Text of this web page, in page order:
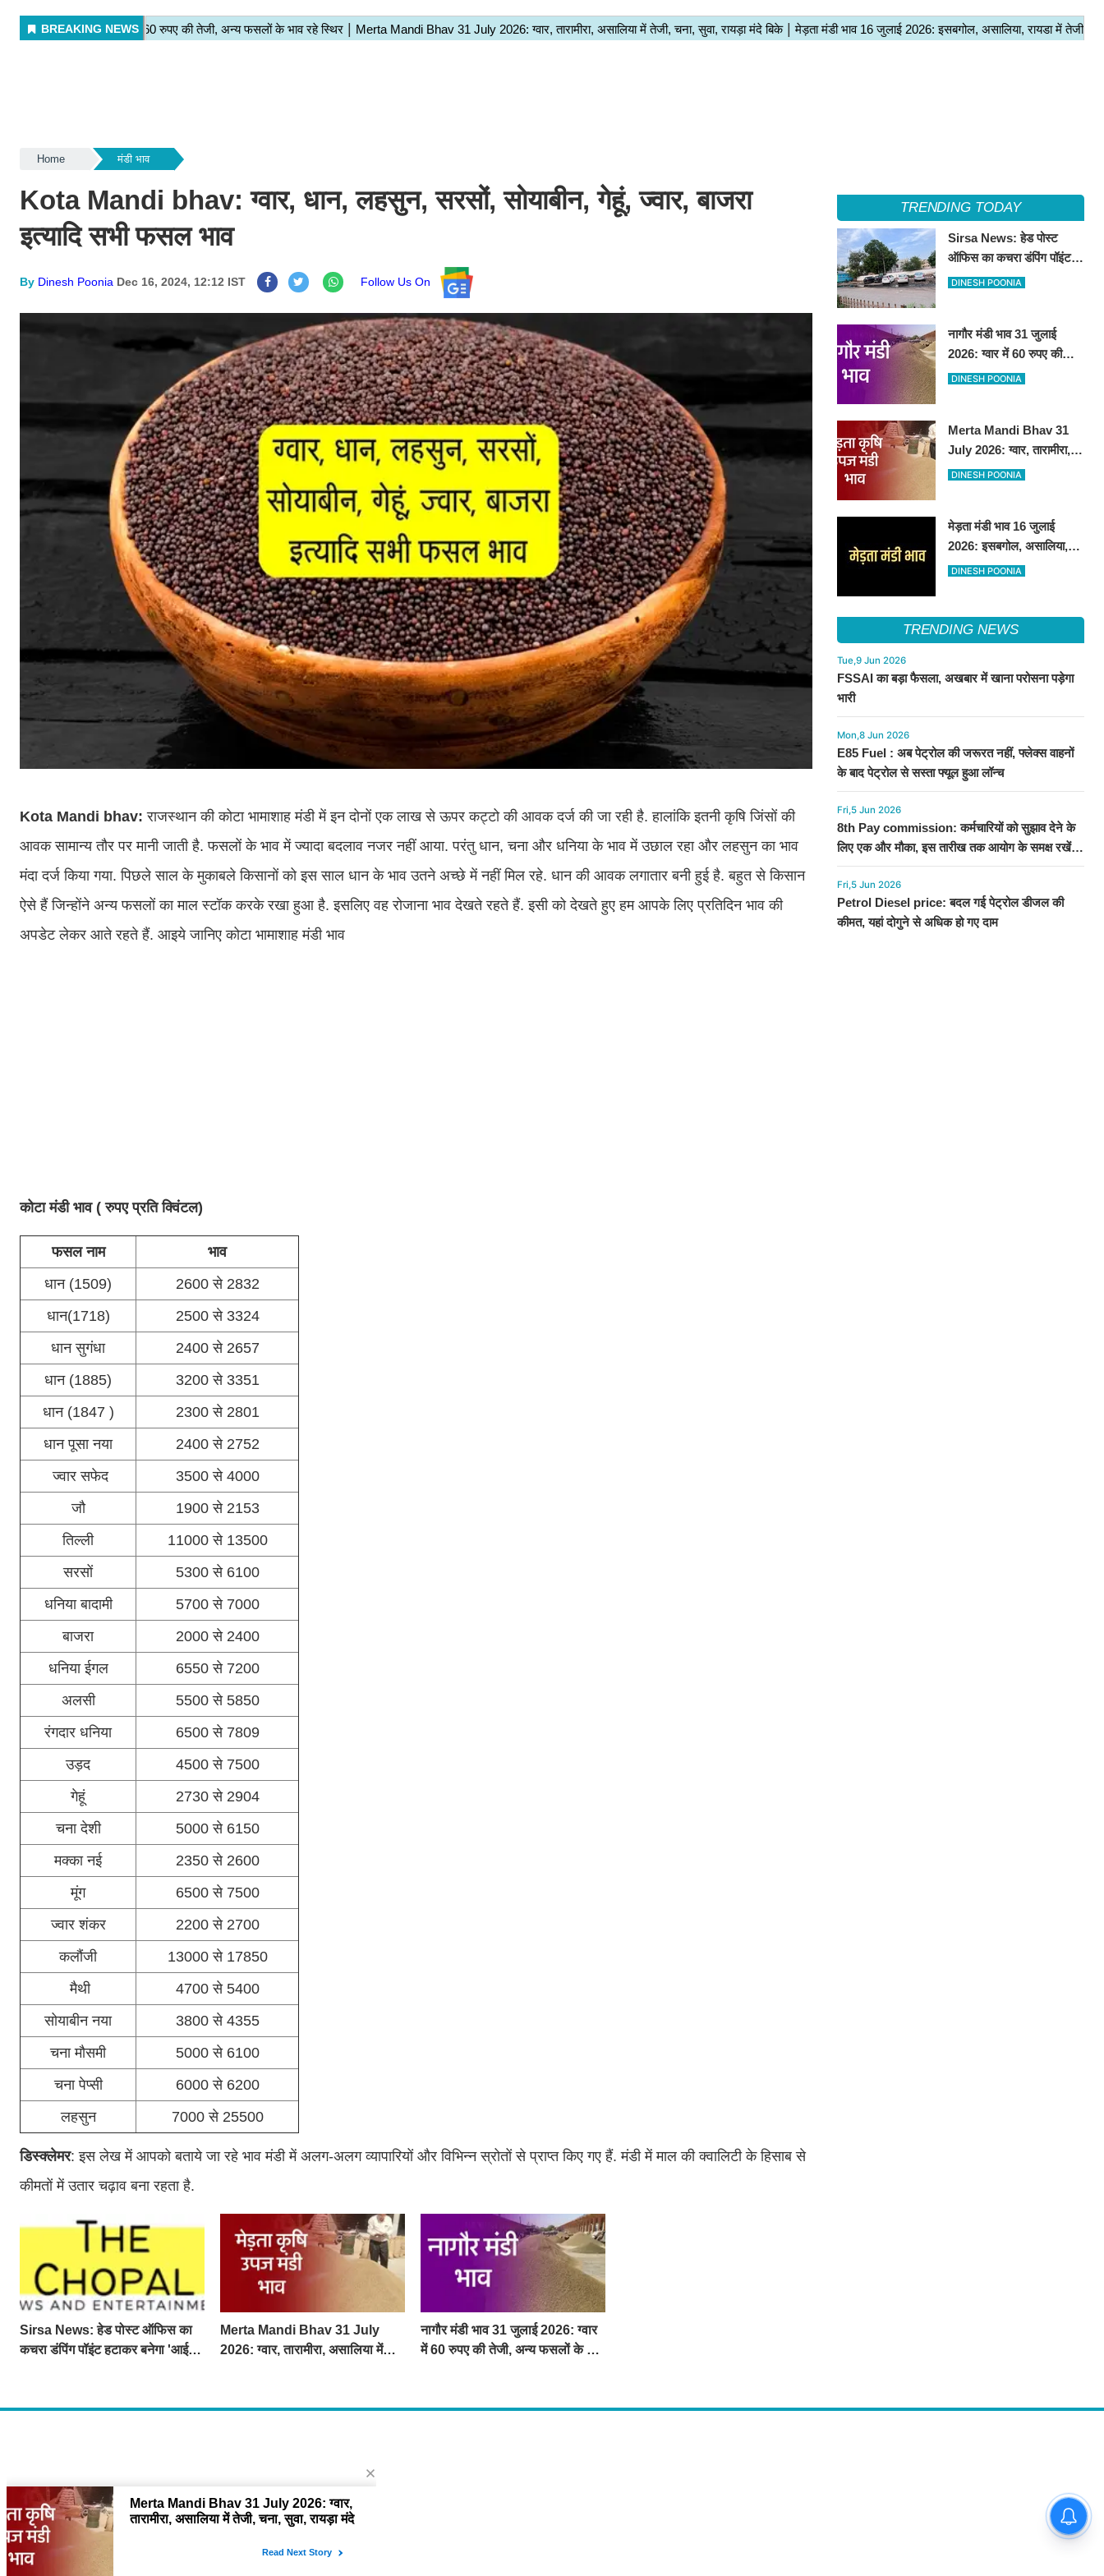
Home मंडी भाव
Kota Mandi bhav: ग्वार, धान, लहसुन, सरसों, सोयाबीन, गेहूं, ज्वार, बाजरा
इत्यादि सभी फसल भाव
By Dinesh Poonia Dec 16, 2024, 12:12 IST Follow Us On
Kota Mandi bhav: राजस्थान की कोटा भामाशाह मंडी में इन दोनों एक लाख से ऊपर कट्टो की आवक दर्ज की जा रही है. हालांकि इतनी कृषि जिंसों की
आवक सामान्य तौर पर मानी जाती है. फसलों के भाव में ज्यादा बदलाव नजर नहीं आया. परंतु धान, चना और धनिया के भाव में उछाल रहा और लहसुन का भाव
मंदा दर्ज किया गया. पिछले साल के मुकाबले किसानों को इस साल धान के भाव उतने अच्छे में नहीं मिल रहे. धान की आवक लगातार बनी हुई है. बहुत से किसान
ऐसे हैं जिन्होंने अन्य फसलों का माल स्टॉक करके रखा हुआ है. इसलिए वह रोजाना भाव देखते रहते हैं. इसी को देखते हुए हम आपके लिए प्रतिदिन भाव की
अपडेट लेकर आते रहते हैं. आइये जानिए कोटा भामाशाह मंडी भाव
कोटा मंडी भाव ( रुपए प्रति क्विंटल)
फसल नाम
भाव
धान (1509)
2600 से 2832
धान(1718)
2500 से 3324
धान सुगंधा
2400 से 2657
धान (1885)
3200 से 3351
धान (1847 )
2300 से 2801
धान पूसा नया
2400 से 2752
ज्वार सफेद
3500 से 4000
जौ
1900 से 2153
तिल्ली
11000 से 13500
सरसों
5300 से 6100
धनिया बादामी
5700 से 7000
बाजरा
2000 से 2400
धनिया ईगल
6550 से 7200
अलसी
5500 से 5850
रंगदार धनिया
6500 से 7809
उड़द
4500 से 7500
गेहूं
2730 से 2904
चना देशी
5000 से 6150
मक्का नई
2350 से 2600
मूंग
6500 से 7500
ज्वार शंकर
2200 से 2700
कलौंजी
13000 से 17850
मैथी
4700 से 5400
सोयाबीन नया
3800 से 4355
चना मौसमी
5000 से 6100
चना पेप्सी
6000 से 6200
लहसुन
7000 से 25500
डिस्क्लेमर: इस लेख में आपको बताये जा रहे भाव मंडी में अलग-अलग व्यापारियों और विभिन्न स्रोतों से प्राप्त किए गए हैं. मंडी में माल की क्वालिटी के हिसाब से
कीमतों में उतार चढ़ाव बना रहता है.
Sirsa News: हेड पोस्ट ऑफिस का
कचरा डंपिंग पॉइंट हटाकर बनेगा 'आई
Merta Mandi Bhav 31 July
2026: ग्वार, तारामीरा, असालिया में
नागौर मंडी भाव 31 जुलाई 2026: ग्वार
में 60 रुपए की तेजी, अन्य फसलों के भाव
TRENDING TODAY
Sirsa News: हेड पोस्ट
ऑफिस का कचरा डंपिंग पॉइंट
हटाकर बनेगा 'आई लव सिरसा'
DINESH POONIA
नागौर मंडी भाव 31 जुलाई
2026: ग्वार में 60 रुपए की
तेजी, अन्य फसलों के भाव रहे
DINESH POONIA
Merta Mandi Bhav 31
July 2026: ग्वार, तारामीरा,
असालिया में तेजी, चना, सुवा,
DINESH POONIA
मेड़ता मंडी भाव 16 जुलाई
2026: इसबगोल, असालिया,
रायडा में तेजी चना, सुवा, ग्वार में
DINESH POONIA
TRENDING NEWS
Tue,9 Jun 2026
FSSAI का बड़ा फैसला, अखबार में खाना परोसना पड़ेगा
भारी
Mon,8 Jun 2026
E85 Fuel : अब पेट्रोल की जरूरत नहीं, फ्लेक्स वाहनों
के बाद पेट्रोल से सस्ता फ्यूल हुआ लॉन्च
Fri,5 Jun 2026
8th Pay commission: कर्मचारियों को सुझाव देने के
लिए एक और मौका, इस तारीख तक आयोग के समक्ष रखें
अपनी बात
Fri,5 Jun 2026
Petrol Diesel price: बदल गई पेट्रोल डीजल की
कीमत, यहां दोगुने से अधिक हो गए दाम
दुनियाभर की दिलचस्प खबरें, जनता की राय, बड़े मुद्दों पर विश्लेषण.
Contact Us
The Chopal Address : Sirsa, Haryana ( 125055 ) If you want to any Agriculture News, mandi rates,